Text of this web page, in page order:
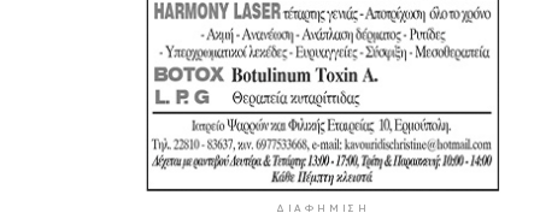
ΔΙΑΦΉΜΙΣΗ